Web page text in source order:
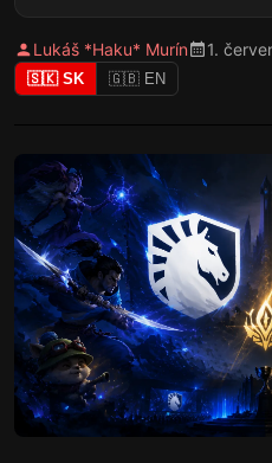
Lukáš *Haku* Murín 1.
🇸🇰 SK 🇬🇧 EN